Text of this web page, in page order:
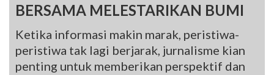
BERSAMA MELESTARIKAN BUMI
Ketika informasi makin marak, peristiwa-
peristiwa tak lagi berjarak, jurnalisme kian
penting untuk memberikan perspektif dan